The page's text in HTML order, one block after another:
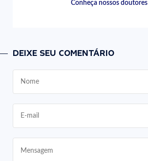
Conheça nossos doutores
DEIXE SEU COMENTÁRIO